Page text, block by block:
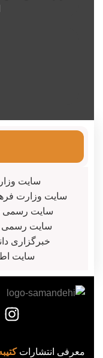
سایت
سایت وزارت
سایت رسمی
سایت رسمی
خبرگزاری
سایت
معرفی انتشارات